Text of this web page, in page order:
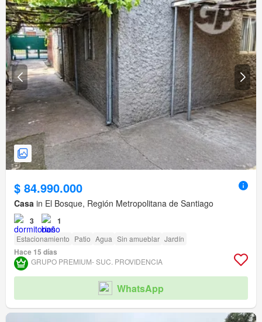
$ 84.990.000
Casa in El Bosque, Región Metropolitana de Santiago
3 1
Estacionamiento Patio Agua Sin amueblar Jardín
Hace 15 días
GRUPO PREMIUM- SUC. PROVIDENCIA
WhatsApp